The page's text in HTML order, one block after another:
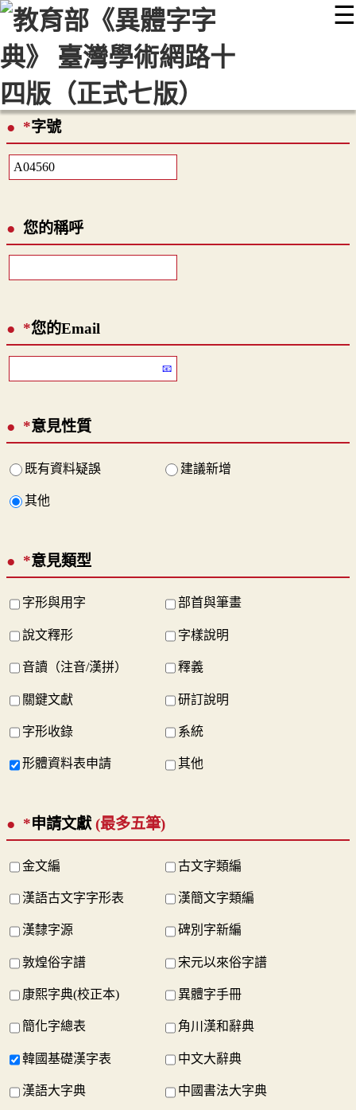
☰
::: 最新消息 常見問題 編輯說明
顯示模式
網站導覽
*字號
您的稱呼
*您的Email
*意見性質
既有資料疑誤 建議新增
其他
*意見類型
字形與用字 部首與筆畫
說文釋形 字樣說明
音讀（注音/漢拼） 釋義
關鍵文獻 研訂說明
字形收錄 系統
形體資料表申請 其他
*申請文獻 (最多五筆)
金文編 古文字類編
漢語古文字字形表 漢簡文字類編
漢隸字源 碑別字新編
敦煌俗字譜 宋元以來俗字譜
康熙字典(校正本) 異體字手冊
簡化字總表 角川漢和辭典
韓國基礎漢字表 中文大辭典
漢語大字典 中國書法大字典